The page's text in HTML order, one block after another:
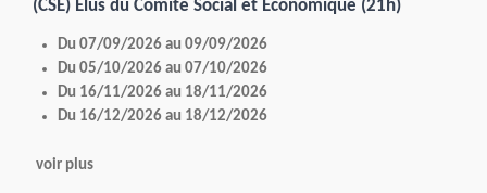
(CSE) Élus du Comité Social et Économique (21h)
Du 07/09/2026 au 09/09/2026
Du 05/10/2026 au 07/10/2026
Du 16/11/2026 au 18/11/2026
Du 16/12/2026 au 18/12/2026
voir plus